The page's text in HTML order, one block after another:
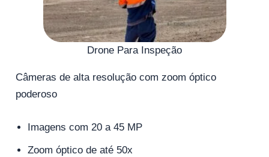
Drone Para Inspeção
Câmeras de alta resolução com zoom óptico
poderoso
Imagens com 20 a 45 MP
Zoom óptico de até 50x